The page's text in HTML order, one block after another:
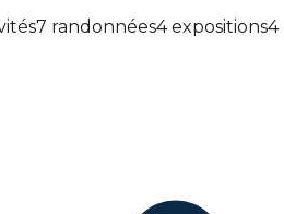
7 randonnées4 expositions4